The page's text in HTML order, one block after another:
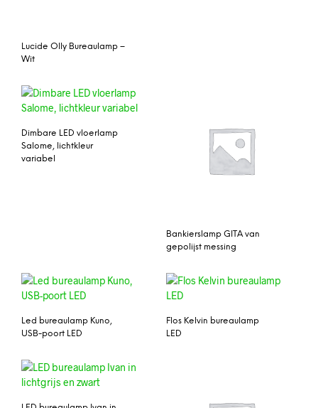
Lucide Olly Bureaulamp –
Wit
Dimbare LED vloerlamp
Salome, lichtkleur
variabel
Bankierslamp GITA van
gepolijst messing
Led bureaulamp Kuno,
USB-poort LED
Flos Kelvin bureaulamp
LED